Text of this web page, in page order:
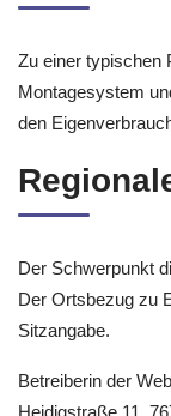
Zu einer typischen
Montagesystem
den
Der Schwerpunkt
Der Ortsbezug zu
Sitzangabe.
Betreiberin der
Heidigstraße 11,